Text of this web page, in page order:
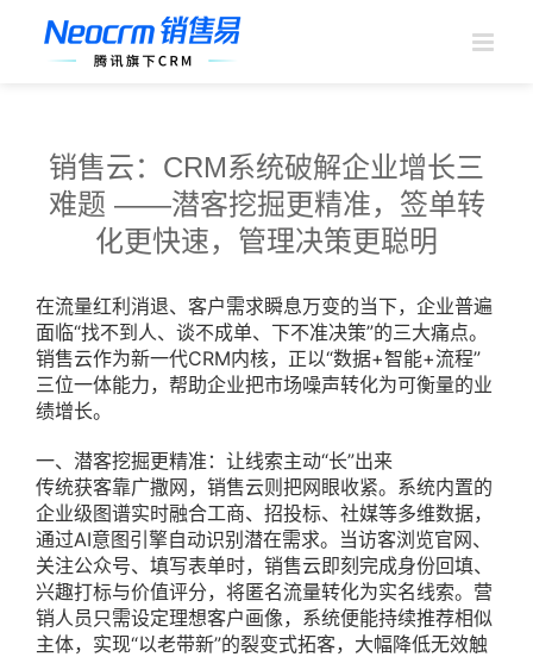
销售云：CRM系统破解企业增长三
难题 ——潜客挖掘更精准，签单转
化更快速，管理决策更聪明
在流量红利消退、客户需求瞬息万变的当下，企业普遍
面临“找不到人、谈不成单、下不准决策”的三大痛点。
销售云作为新一代CRM内核，正以“数据+智能+流程”
三位一体能力，帮助企业把市场噪声转化为可衡量的业
绩增长。
一、潜客挖掘更精准：让线索主动“长”出来
传统获客靠广撒网，销售云则把网眼收紧。系统内置的
企业级图谱实时融合工商、招投标、社媒等多维数据，
通过AI意图引擎自动识别潜在需求。当访客浏览官网、
关注公众号、填写表单时，销售云即刻完成身份回填、
兴趣打标与价值评分，将匿名流量转化为实名线索。营
销人员只需设定理想客户画像，系统便能持续推荐相似
主体，实现“以老带新”的裂变式拓客，大幅降低无效触